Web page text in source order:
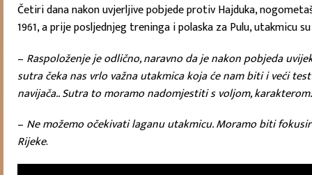
Četiri dana nakon uvjerljive pobjede protiv Hajduka,
1961, a prije posljednjeg treninga i polaska za Pulu, utakmicu
– Raspoloženje je odlično, naravno da je nakon pobjeda
sutra čeka nas vrlo važna utakmica koja će nam biti i veći
navijača.. Sutra to moramo nadomjestiti s voljom,
– Ne možemo očekivati laganu utakmicu. Moramo biti
Rijeke.